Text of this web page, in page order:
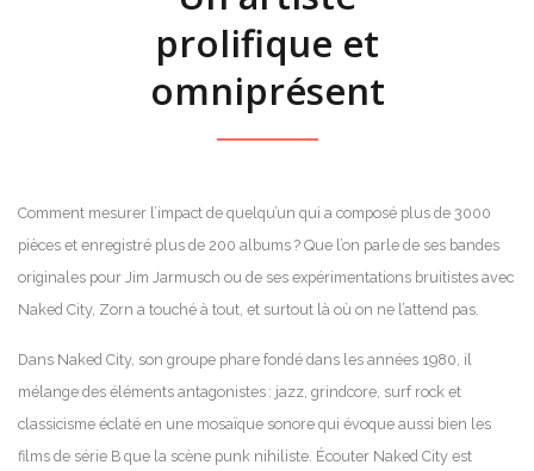
prolifique et
omniprésent
Comment mesurer l’impact de quelqu’un qui a composé plus de 3000
pièces et enregistré plus de 200 albums ? Que l’on parle de ses bandes
originales pour Jim Jarmusch ou de ses expérimentations bruitistes avec
Naked City, Zorn a touché à tout, et surtout là où on ne l’attend pas.
Dans Naked City, son groupe phare fondé dans les années 1980, il
mélange des éléments antagonistes : jazz, grindcore, surf rock et
classicisme éclaté en une mosaïque sonore qui évoque aussi bien les
films de série B que la scène punk nihiliste. Écouter Naked City est